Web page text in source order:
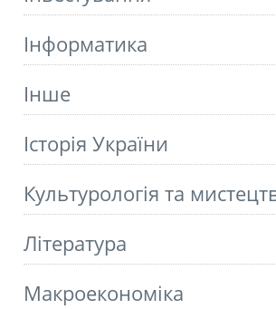
Інформатика
Інше
Історія України
Культурологія та
Літературa
Макроекономіка